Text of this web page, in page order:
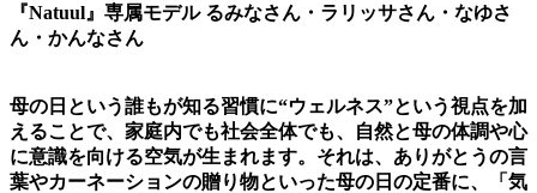
『Natuul』専属モデル るみなさん・ラリッサさん・なゆさ
ん・かんなさん
母の日という誰もが知る習慣に“ウェルネス”という視点を加
えることで、家庭内でも社会全体でも、自然と母の体調や心
に意識を向ける空気が生まれます。それは、ありがとうの言
葉やカーネーションの贈り物といった母の日の定番に、「気